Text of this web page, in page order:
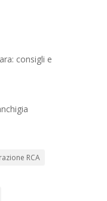
consigli e
RCA